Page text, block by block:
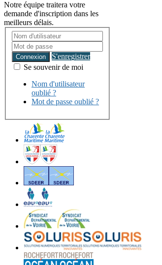
Notre équipe traitera votre
demande d'inscription dans les
meilleurs délais.
Connexion
S'enregistrer
Se souvenir de moi
Nom d'utilisateur
oublié ?
Mot de passe oublié ?